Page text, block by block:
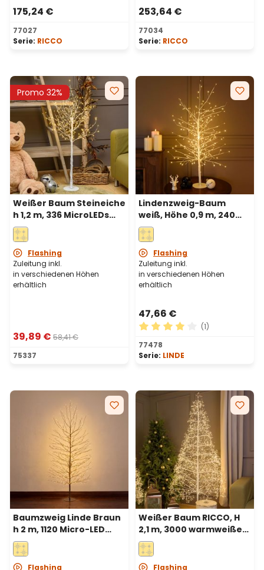
175,24 €
77027
Serie: RICCO
253,64 €
77034
Serie: RICCO
Promo 32%
Weißer Baum Steineiche
h 1,2 m, 336 MicroLEDs
warmweiß,
Innenbereich
Flashing
Zuleitung inkl.
in verschiedenen Höhen
erhältlich
39,89 € 58,41 €
75337
Lindenzweig-Baum
weiß, Höhe 0,9 m, 240
warmweiße Mikro-LEDs,
Innenbereich
Flashing
Zuleitung inkl.
in verschiedenen Höhen
erhältlich
47,66 €
Durchschnittliche
(1)
77478
Serie: LINDE
Baumzweig Linde Braun
h 2 m, 1120 Micro-LED
warmweiß,
Innenbereich
Flashing
Weißer Baum RICCO, H
2,1 m, 3000 warmweiße
Micro-LEDs,
Innenbereich
Flashing